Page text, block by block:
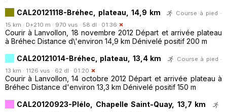
CAL20121118-Bréhec, plateau, 14,9 km
Course à pied ·
15 km · D+210 m · 970 vus · 58 dl · 01:36
Courir à Lanvollon, 18 novembre 2012 Départ et arrivée plateau
à Bréhec Distance d\'environ 14,9 km Dénivelé positif 200 m
CAL20121014-Bréhec, plateau, 13,4 km
Course à pied ·
13 km · 1126 vus · 62 dl · 01:20
Courir à Lanvollon, 14 octobre 2012 Départ et arrivée plateau à
Bréhec Distance d'environ 13,3 km Dénivelé positif 150 m
CAL20120923-Plélo, Chapelle Saint-Quay, 13,7 km